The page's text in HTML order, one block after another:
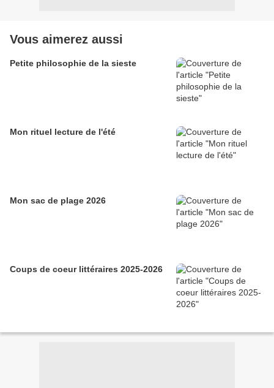
Vous aimerez aussi
Petite philosophie de la sieste
Mon rituel lecture de l'été
Mon sac de plage 2026
Coups de coeur littéraires 2025-2026